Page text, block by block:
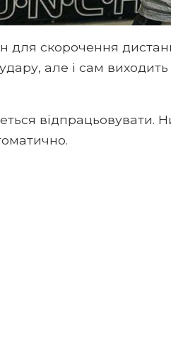
для скорочення
але і сам
відпрацьовувати.